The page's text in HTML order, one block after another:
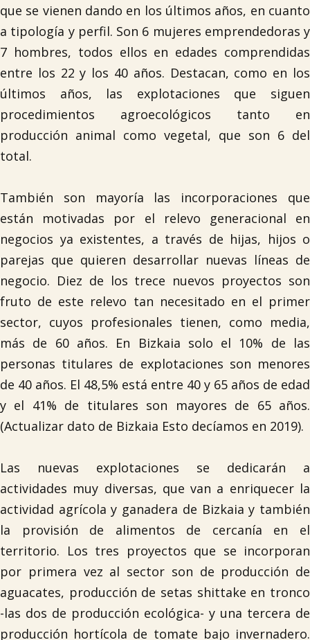
que se vienen dando en los últimos años, en cuanto
a tipología y perfil. Son 6 mujeres emprendedoras y
7 hombres, todos ellos en edades comprendidas
entre los 22 y los 40 años. Destacan, como en los
últimos años, las explotaciones que siguen
procedimientos agroecológicos tanto en
producción animal como vegetal, que son 6 del
total.
También son mayoría las incorporaciones que
están motivadas por el relevo generacional en
negocios ya existentes, a través de hijas, hijos o
parejas que quieren desarrollar nuevas líneas de
negocio. Diez de los trece nuevos proyectos son
fruto de este relevo tan necesitado en el primer
sector, cuyos profesionales tienen, como media,
más de 60 años. En Bizkaia solo el 10% de las
personas titulares de explotaciones son menores
de 40 años. El 48,5% está entre 40 y 65 años de edad
y el 41% de titulares son mayores de 65 años.
(Actualizar dato de Bizkaia Esto decíamos en 2019).
Las nuevas explotaciones se dedicarán a
actividades muy diversas, que van a enriquecer la
actividad agrícola y ganadera de Bizkaia y también
la provisión de alimentos de cercanía en el
territorio. Los tres proyectos que se incorporan
por primera vez al sector son de producción de
aguacates, producción de setas shittake en tronco
-las dos de producción ecológica- y una tercera de
producción hortícola de tomate bajo invernadero.